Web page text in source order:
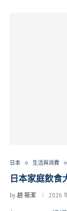
日本 生活與消費
日本家庭飲食
by 趙 筱潔 2026